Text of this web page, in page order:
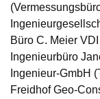
Büro C. Meier
Ingenieurbüro
Ingenieur-GmbH
Freidhof Geo-